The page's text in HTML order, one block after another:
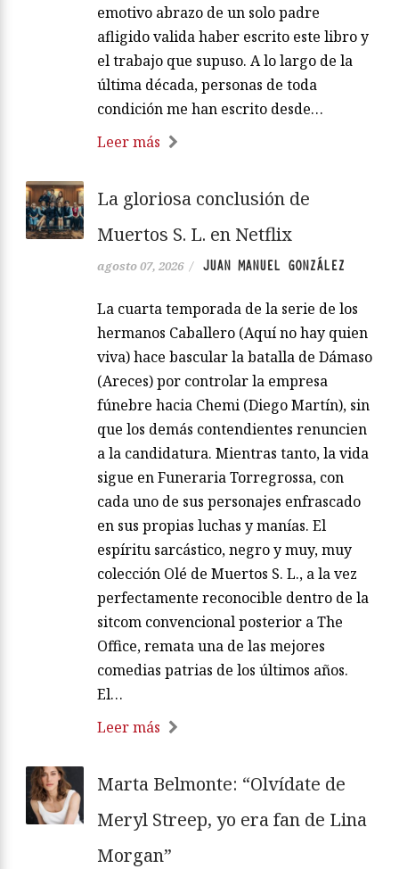
emotivo abrazo de un solo padre
afligido valida haber escrito este libro y
el trabajo que supuso. A lo largo de la
última década, personas de toda
condición me han escrito desde…
Leer más
La gloriosa conclusión de
Muertos S. L. en Netflix
agosto 07, 2026 / JUAN MANUEL GONZÁLEZ
La cuarta temporada de la serie de los
hermanos Caballero (Aquí no hay quien
viva) hace bascular la batalla de Dámaso
(Areces) por controlar la empresa
fúnebre hacia Chemi (Diego Martín), sin
que los demás contendientes renuncien
a la candidatura. Mientras tanto, la vida
sigue en Funeraria Torregrossa, con
cada uno de sus personajes enfrascado
en sus propias luchas y manías. El
espíritu sarcástico, negro y muy, muy
colección Olé de Muertos S. L., a la vez
perfectamente reconocible dentro de la
sitcom convencional posterior a The
Office, remata una de las mejores
comedias patrias de los últimos años.
El…
Leer más
Marta Belmonte: “Olvídate de
Meryl Streep, yo era fan de Lina
Morgan”